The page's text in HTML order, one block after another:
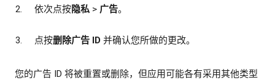
依次点按隐私 > 广告。
点按删除广告 ID 并确认您所做的更改。
您的广告 ID 将被重置或删除，但应用可能各有采用其他类型